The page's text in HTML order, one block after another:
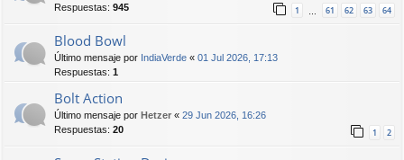
Respuestas: 945 1 61 62 63 64
Blood Bowl
Último mensaje por IndiaVerde « 01 Jul 2026, 17:13
Respuestas: 1
Bolt Action
Último mensaje por Hetzer « 29 Jun 2026, 16:26
Respuestas: 20 1 2